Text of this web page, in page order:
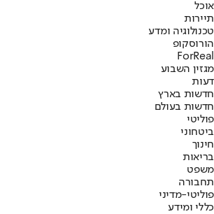
אוכל
תיירות
טכנולוגיה ומדע
הורוסקופ
ForReal
מגזין השבוע
דעות
חדשות בארץ
חדשות בעולם
פוליטי
ביטחוני
חינוך
בריאות
משפט
תחבורה
פוליטי-מדיני
כללי ומידע